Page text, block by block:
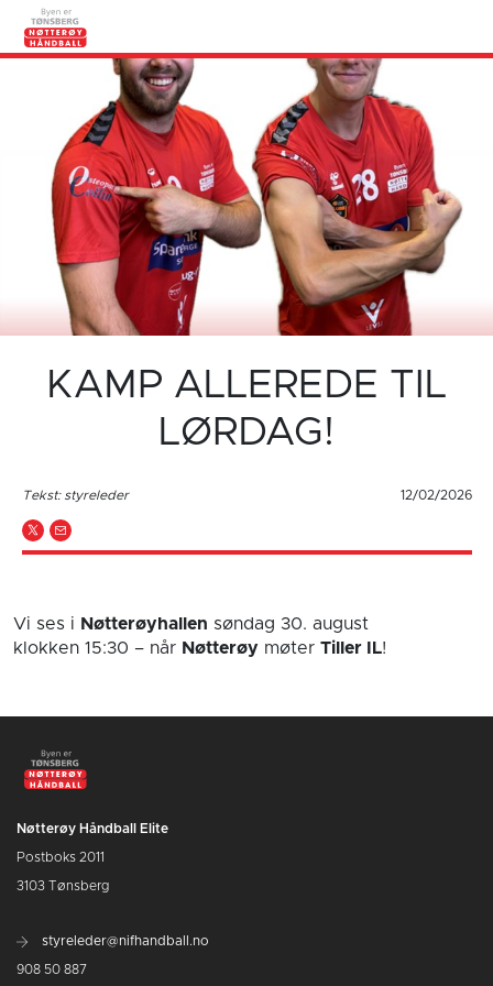
KAMP ALLEREDE TIL
LØRDAG!
Tekst: styreleder 12/02/2026
Vi ses i Nøtterøyhallen søndag 30. august
klokken 15:30 – når Nøtterøy møter Tiller IL!
Nøtterøy Håndball Elite
Postboks 2011
3103 Tønsberg
styreleder@nifhandball.no
908 50 887